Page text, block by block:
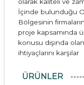
İçinde bulunduğu
Bölgesinin
proje kapsamında
konusu dışında
ihtiyaçlarını karşılar
ÜRÜNLER